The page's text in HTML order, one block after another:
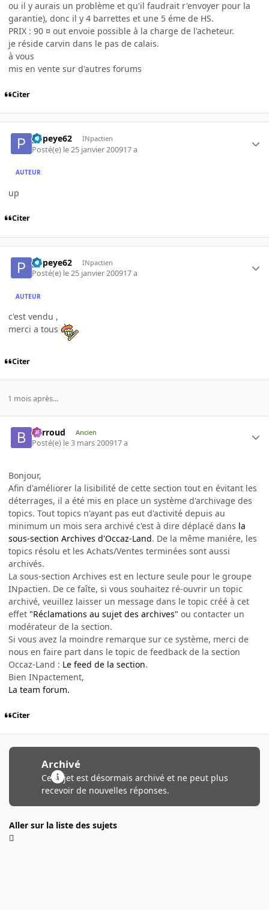
ou il y aurais un problème et qu'il faudrait r'envoyer pour la
garantie), donc il y 4 barrettes et une 5 éme de HS.
PRIX : 90 ¤ out envoie possible à la charge de l'acheteur.
je réside carvin dans le pas de calais.
à vous
mis en vente sur d'autres forums
Citer
popeye62 INpactien
Posté(e) le 25 janvier 200917 a
AUTEUR
up
Citer
popeye62 INpactien
Posté(e) le 25 janvier 200917 a
AUTEUR
c'est vendu ,
merci a tous
Citer
1 mois après...
Barroud Ancien
Posté(e) le 3 mars 200917 a
Bonjour,
Afin d'améliorer la lisibilité de cette section tout en évitant les
déterrages, il a été mis en place un système d'archivage des
topics. Tout topics n'ayant pas eut d'activité depuis au
minimum un mois sera archivé c'est à dire déplacé dans la
sous-section Archives d'Occaz-Land. De la même maniére, les
topics résolu et les Achats/Ventes terminées sont aussi
archivés.
La sous-section Archives est en lecture seule pour le groupe
INpactien. De ce faîte, si vous souhaitez ré-ouvrir un topic
archivé, veuillez laisser un message dans le topic créé à cet
effet "Réclamations au sujet des archives" ou contacter un
modérateur de la section.
Si vous avez la moindre remarque sur ce système, merci de
nous en faire part dans le topic de feedback de la section
Occaz-Land : Le feed de la section.
Bien INpactement,
La team forum.
Citer
Archivé
Ce sujet est désormais archivé et ne peut plus
recevoir de nouvelles réponses.
Aller sur la liste des sujets